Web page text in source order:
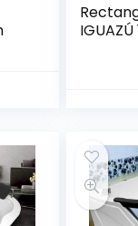
IGUAZÚ